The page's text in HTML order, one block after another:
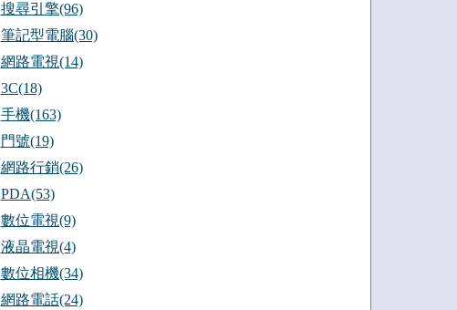
搜尋引擎(96)
筆記型電腦(30)
網路電視(14)
3C(18)
手機(163)
門號(19)
網路行銷(26)
PDA(53)
數位電視(9)
液晶電視(4)
數位相機(34)
網路電話(24)